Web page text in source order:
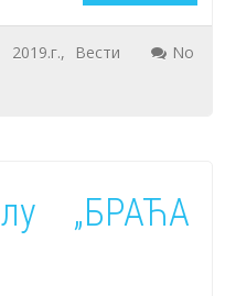
2019.г., Вести
No
„БРАЋА